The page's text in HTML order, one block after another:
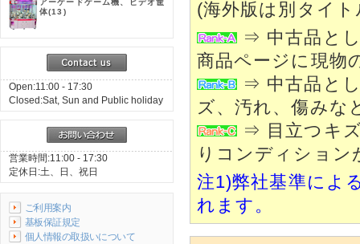
アーケードゲーム機、ビデオ筐
体(13)
Open:11:00 - 17:30
Closed:Sat, Sun and Public holiday
営業時間:11:00 - 17:30
定休日:土、日、祝日
ご利用案内
基板保証規定
個人情報の取扱いについて
(海外版は別タイ
⇒ 中古品とし
商品ページに現物
⇒ 中古品とし
ズ、汚れ、傷みな
⇒ 目立つキズ
りコンディション
注1)弊社基準によ
れます。